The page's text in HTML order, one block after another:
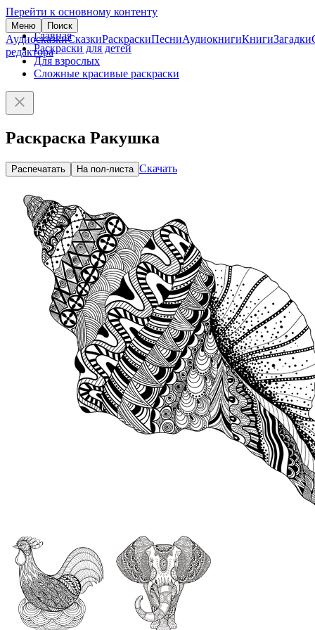
Перейти к основному контенту
Меню Поиск
АудиосказкиСказкиРаскраскиПесниАудиокнигиКнигиЗагадки
редактора
Главная
Раскраски для детей
Для взрослых
Сложные красивые раскраски
Раскраска Ракушка
Распечатать На пол-листа Скачать